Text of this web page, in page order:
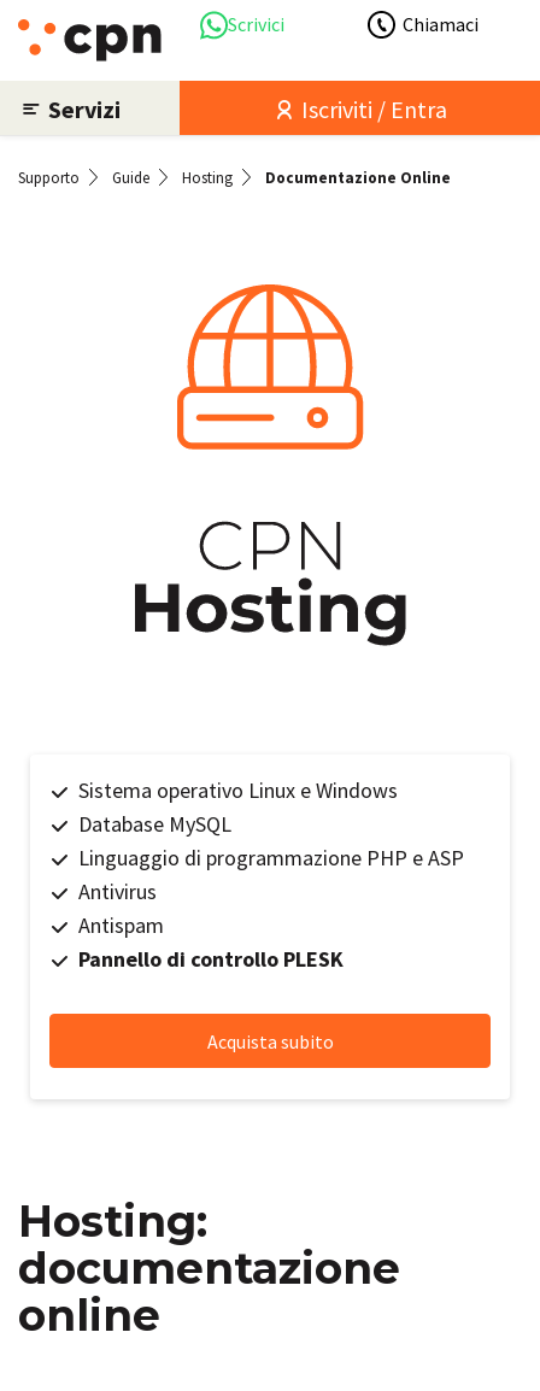
Scrivici Chiamaci
Servizi Iscriviti / Entra
Supporto Guide Hosting Documentazione Online
Sistema operativo Linux e Windows
Database MySQL
Linguaggio di programmazione PHP e ASP
Antivirus
Antispam
Pannello di controllo PLESK
Hosting:
documentazione
online